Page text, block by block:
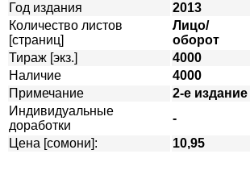
Год издания
2013
Количество листов
[страниц]
Лицо/
оборот
Тираж [экз.]
4000
Наличие
4000
Примечание
2-е издание
Индивидуальные
доработки
-
Цена [сомони]:
10,95